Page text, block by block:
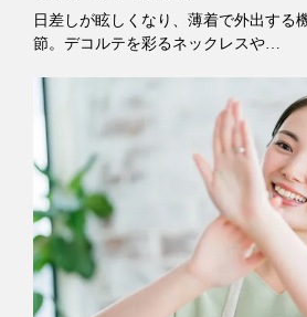
日差しが眩しくなり、薄着で外出する
節。デコルテを彩るネックレスや…